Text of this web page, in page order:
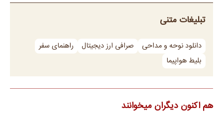
تبلیغات متنی
دانلود نوحه و مداحی صرافی ارز دیجیتال
راهنمای سفر
بلیط هواپیما
هم اکنون دیگران میخوانند